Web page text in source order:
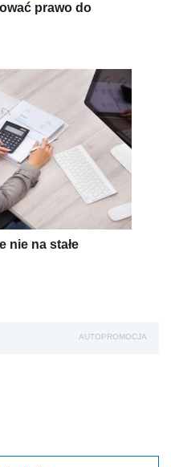
prawo do
nie na stałe
AUTOPROMOCJA